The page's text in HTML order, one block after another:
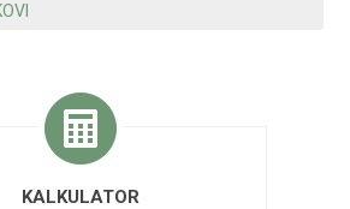
KALKULATOR